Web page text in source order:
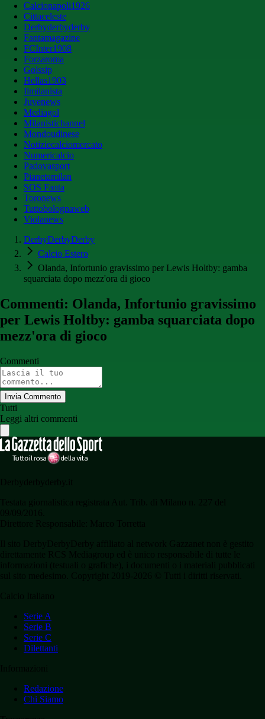
Calcionapoli1926
Cittaceleste
Derbyderbyderby
Fantamagazine
FCInter1908
Forzaroma
Golssip
Hellas1903
Ilmilanista
Juvenews
Mediagol
Milanistichannel
Mondoudinese
Notiziecalciomercato
Numericalcio
Padovasport
Pianetamilan
SOS Fanta
Toronews
Tuttobolognaweb
Violanews
DerbyDerbyDerby
Calcio Estero
Olanda, Infortunio gravissimo per Lewis Holtby: gamba
squarciata dopo mezz'ora di gioco
Commenti: Olanda, Infortunio gravissimo
per Lewis Holtby: gamba squarciata dopo
mezz'ora di gioco
Commenti
Invia Commento
Tutti
Leggi altri commenti
Serie A
Serie B
Serie C
Dilettanti
Redazione
Chi Siamo